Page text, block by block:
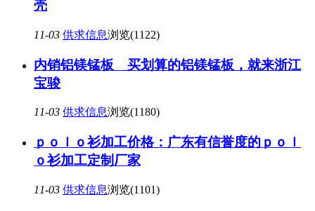
壳
11-03 供求信息浏览(1122)
内销铝镁锰板 买划算的铝镁锰板，就来浙江
宝骏
11-03 供求信息浏览(1180)
ｐｏｌｏ衫加工价格：广东有信誉度的ｐｏｌ
ｏ衫加工定制厂家
11-03 供求信息浏览(1101)